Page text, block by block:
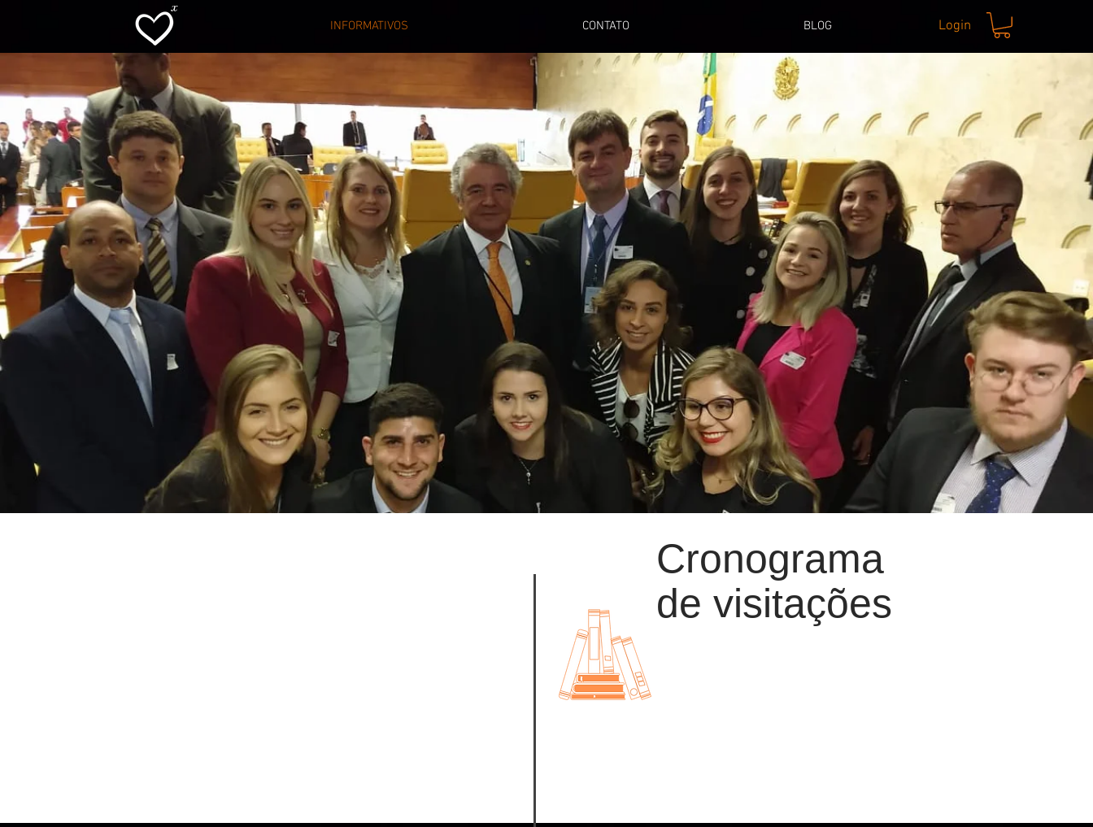
INFORMATIVOS CONTATO BLOG Login
Cronograma
de visitações